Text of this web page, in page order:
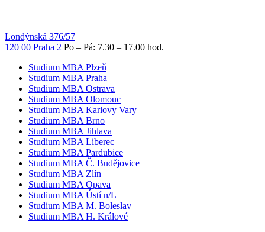
Londýnská 376/57
120 00 Praha 2 Po – Pá: 7.30 – 17.00 hod.
Studium MBA Plzeň
Studium MBA Praha
Studium MBA Ostrava
Studium MBA Olomouc
Studium MBA Karlovy Vary
Studium MBA Brno
Studium MBA Jihlava
Studium MBA Liberec
Studium MBA Pardubice
Studium MBA Č. Budějovice
Studium MBA Zlín
Studium MBA Opava
Studium MBA Ústí n/L
Studium MBA M. Boleslav
Studium MBA H. Králové